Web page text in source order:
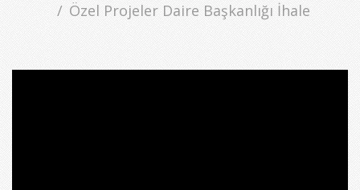
Özel Projeler Daire Başkanlığı İhale